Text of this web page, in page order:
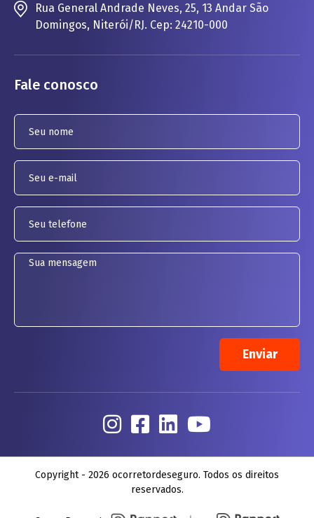
Rua General Andrade Neves, 25, 13 Andar São
Domingos, Niterói/RJ. Cep: 24210-000
Fale conosco
Copyright - 2026 ocorretordeseguro. Todos os direitos
reservados.